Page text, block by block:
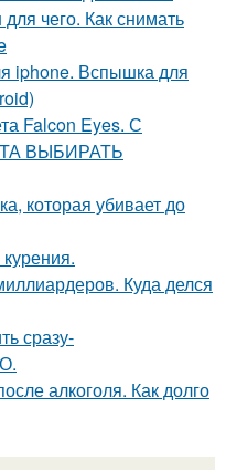
чего. Как снимать
iphone. Вспышка для
Falcon Eyes. С
ВЫБИРАТЬ
которая убивает до
Куда делся
сразу-
алкоголя. Как долго